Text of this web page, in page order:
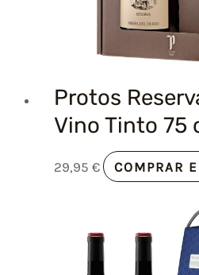
Protos
Vino Tinto 75
29,95€ COMPRAR